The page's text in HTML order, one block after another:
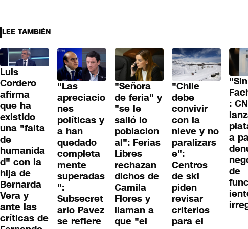
LEE TAMBIÉN
Luis
Cordero
afirma
que ha
existido
una "falta
de
humanida
d" con la
hija de
Bernarda
Vera y
ante las
críticas de
"Las
apreciacio
nes
políticas y
a han
quedado
completa
mente
superadas
":
Subsecret
ario Pavez
se refiere
"Señora
de feria" y
"se le
salió lo
poblacion
al": Ferias
Libres
rechazan
dichos de
Camila
Flores y
llaman a
que "el
"Chile
debe
convivir
con la
nieve y no
paralizars
e":
Centros
de ski
piden
revisar
criterios
para el
"Sin
:
a
de